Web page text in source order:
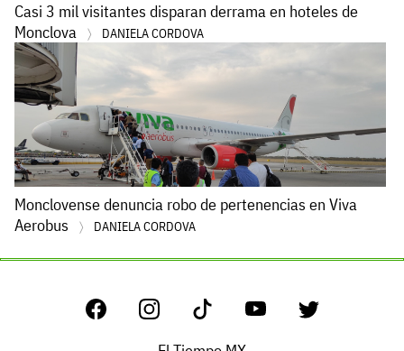
Casi 3 mil visitantes disparan derrama en hoteles de
Monclova
DANIELA CORDOVA
Monclovense denuncia robo de pertenencias en Viva
Aerobus
DANIELA CORDOVA